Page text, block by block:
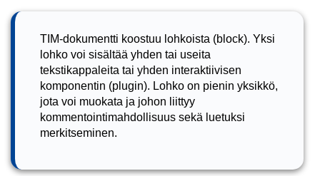
TIM-dokumentti koostuu lohkoista (block). Yksi
lohko voi sisältää yhden tai useita
tekstikappaleita tai yhden interaktiivisen
komponentin (plugin). Lohko on pienin yksikkö,
jota voi muokata ja johon liittyy
kommentointimahdollisuus sekä luetuksi
merkitseminen.